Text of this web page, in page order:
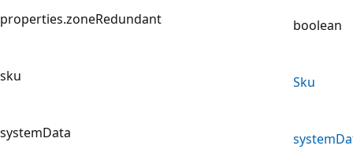
properties.zoneRedundant
boolean
sku Sku
systemData system